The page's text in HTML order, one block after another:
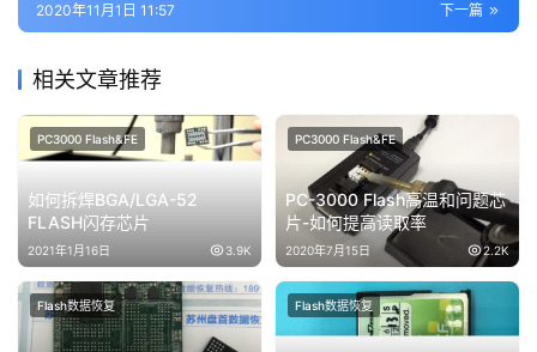
下一篇
2020年11月1日 11:57
相关文章推荐
如何拆焊BGA/LGA-52
FLASH闪存芯片
2021年1月16日 3.9K
PC3000 Flash&FE
PC-3000 Flash高温和问题芯
片-如何提高读取率
2020年7月15日 2.2K
PC3000 Flash&FE
Flash数据恢复 Flash数据恢复